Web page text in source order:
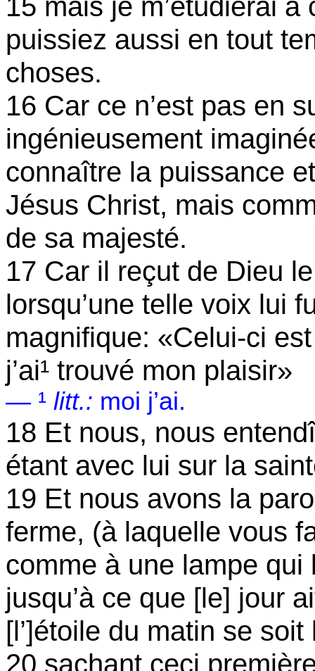
puissiez aussi en tout
choses.
16 Car ce n’est pas en
ingénieusement
connaître la puissance
Jésus Christ, mais
de sa majesté.
17 Car il reçut de Dieu
lorsqu’une telle voix lui
magnifique: «Celui-ci
j’ai¹ trouvé mon plaisir»
— ¹ litt.: moi j’ai.
18 Et nous, nous
étant avec lui sur la
19 Et nous avons la
ferme, (à laquelle vous
comme à une lampe
jusqu’à ce que [le] jour
[l’]étoile du matin se
20 sachant ceci